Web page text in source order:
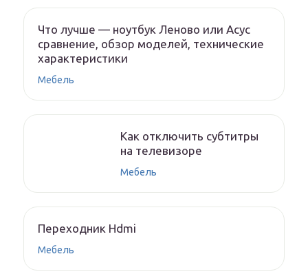
Что лучше — ноутбук Леново или Асус
сравнение, обзор моделей, технические
характеристики
Мебель
Как отключить субтитры
на телевизоре
Мебель
Переходник Hdmi
Мебель